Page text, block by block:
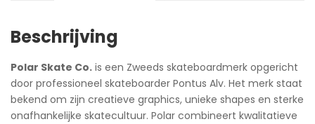
Beschrijving
Polar Skate Co. is een Zweeds skateboardmerk opgericht
door professioneel skateboarder Pontus Alv. Het merk staat
bekend om zijn creatieve graphics, unieke shapes en sterke
onafhankelijke skatecultuur. Polar combineert kwalitatieve